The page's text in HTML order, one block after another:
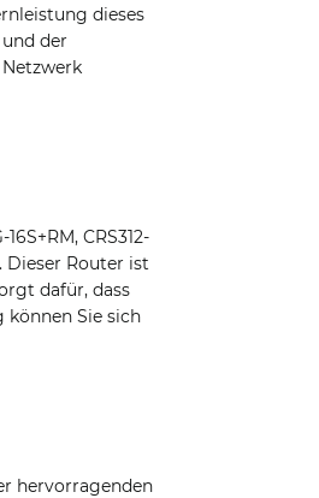
dieses
der
CRS312-
Dieser Router ist
dafür, dass
Sie sich
hervorragenden